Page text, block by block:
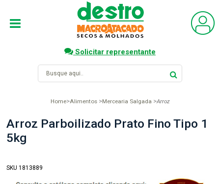
Solicitar representante
Home Alimentos Mercearia Salgada Arroz
Arroz Parboilizado Prato Fino Tipo 1
5kg
SKU 1813889